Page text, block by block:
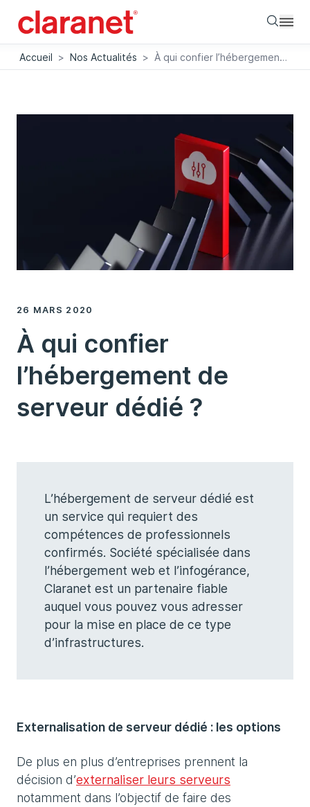
Accueil > Nos Actualités > À qui confier l’hébergement de serveur dédié ?
26 MARS 2020
À qui confier
l’hébergement de
serveur dédié ?
L’hébergement de serveur dédié est
un service qui requiert des
compétences de professionnels
confirmés. Société spécialisée dans
l’hébergement web et l’infogérance,
Claranet est un partenaire fiable
auquel vous pouvez vous adresser
pour la mise en place de ce type
d’infrastructures.
Externalisation de serveur dédié : les options
De plus en plus d’entreprises prennent la
décision d’externaliser leurs serveurs
notamment dans l’objectif de faire des